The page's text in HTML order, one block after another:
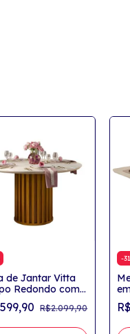
de Jantar Vitta
Redondo com
Para 4 Lugares
Off WhiteR$2.099,90
-31